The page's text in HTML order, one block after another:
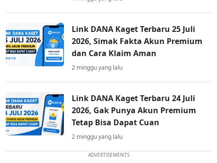
Link DANA Kaget Terbaru 25 Juli
2026, Simak Fakta Akun Premium
dan Cara Klaim Aman
2 minggu yang lalu
Link DANA Kaget Terbaru 24 Juli
2026, Gak Punya Akun Premium
Tetap Bisa Dapat Cuan
2 minggu yang lalu
ADVERTISEMENTS